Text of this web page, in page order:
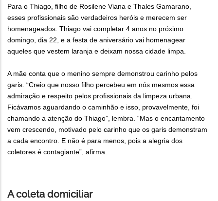
Para o Thiago, filho de Rosilene Viana e Thales Gamarano,
esses profissionais são verdadeiros heróis e merecem ser
homenageados. Thiago vai completar 4 anos no próximo
domingo, dia 22, e a festa de aniversário vai homenagear
aqueles que vestem laranja e deixam nossa cidade limpa.
A mãe conta que o menino sempre demonstrou carinho pelos
garis. “Creio que nosso filho percebeu em nós mesmos essa
admiração e respeito pelos profissionais da limpeza urbana.
Ficávamos aguardando o caminhão e isso, provavelmente, foi
chamando a atenção do Thiago”, lembra. “Mas o encantamento
vem crescendo, motivado pelo carinho que os garis demonstram
a cada encontro. E não é para menos, pois a alegria dos
coletores é contagiante”, afirma.
A coleta domiciliar